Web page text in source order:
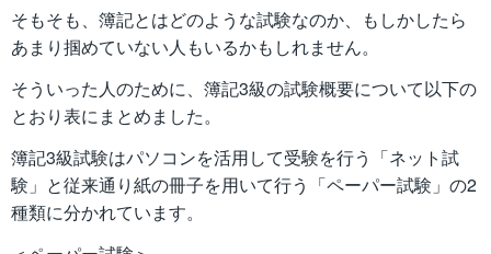
そもそも、簿記とはどのような試験なのか、もしかしたら
あまり掴めていない人もいるかもしれません。
そういった人のために、簿記3級の試験概要について以下の
とおり表にまとめました。
簿記3級試験はパソコンを活用して受験を行う「ネット試
験」と従来通り紙の冊子を用いて行う「ペーパー試験」の2
種類に分かれています。